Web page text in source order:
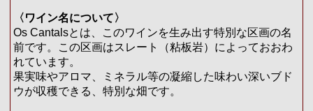
〈ワイン名について〉
Os Cantalsとは、このワインを生み出す特別な区画の名
前です。この区画はスレート（粘板岩）によっておおわ
れています。
果実味やアロマ、ミネラル等の凝縮した味わい深いブド
ウが収穫できる、特別な畑です。